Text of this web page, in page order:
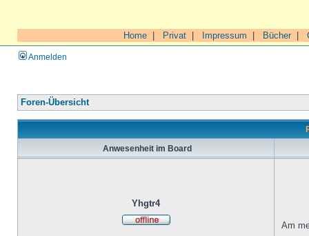
Home Privat Impressum Bücher|
Anmelden
Foren-Übersicht
Anwesenheit im Board
Yhgtr4
Am